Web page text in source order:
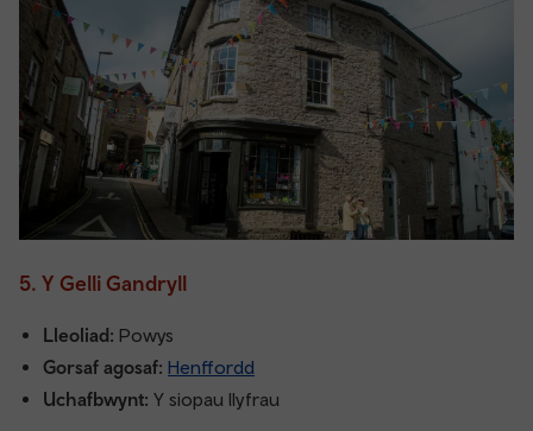
5. Y Gelli Gandryll
Lleoliad: Powys
Gorsaf agosaf: Henffordd
Uchafbwynt: Y siopau llyfrau